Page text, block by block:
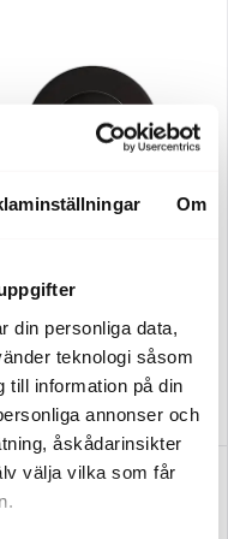
Om
din personliga data,
teknologi såsom
till information på din
annonser och
åskådarinsikter
välja vilka som får
Satin Tallrik Djup 29 cm
kr
lager